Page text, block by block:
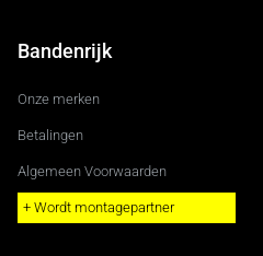
Bandenrijk
Onze merken
Betalingen
Algemeen Voorwaarden
+ Wordt montagepartner